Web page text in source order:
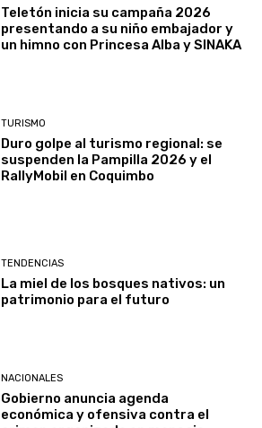
Teletón inicia su campaña 2026
presentando a su niño embajador y
un himno con Princesa Alba y SINAKA
TURISMO
Duro golpe al turismo regional: se
suspenden la Pampilla 2026 y el
RallyMobil en Coquimbo
TENDENCIAS
La miel de los bosques nativos: un
patrimonio para el futuro
NACIONALES
Gobierno anuncia agenda
económica y ofensiva contra el